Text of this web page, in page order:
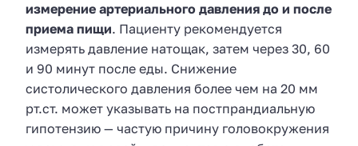
измерение артериального давления до и после
приема пищи. Пациенту рекомендуется
измерять давление натощак, затем через 30, 60
и 90 минут после еды. Снижение
систолического давления более чем на 20 мм
рт.ст. может указывать на постпрандиальную
гипотензию — частую причину головокружения